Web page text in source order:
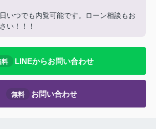
いつでも内覧可能です。ローン相談もお
い！！！
料 LINEからお問い合わせ
無料 お問い合わせ